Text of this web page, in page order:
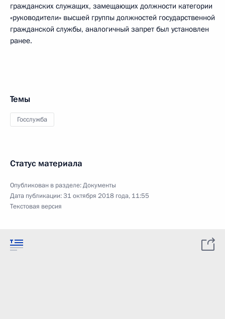
гражданских служащих, замещающих должности категории
«руководители» высшей группы должностей государственной
гражданской службы, аналогичный запрет был установлен
ранее.
Темы
Госслужба
Статус материала
Опубликован в разделе:Документы
Дата публикации:31 октября 2018 года, 11:55
Текстовая версия